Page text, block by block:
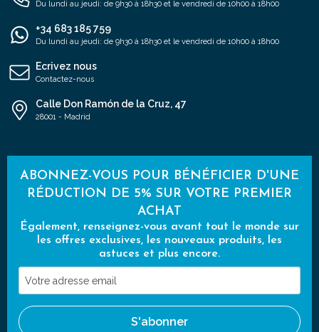
Du lundi au jeudi: de 9h30 à 18h30 et le vendredi de 10h00 à 18h00
+34 683 185 759
Du lundi au jeudi: de 9h30 à 18h30 et le vendredi de 10h00 à 18h00
Ecrivez nous
Contactez-nous
Calle Don Ramón de la Cruz, 47
28001 - Madrid
ABONNEZ-VOUS POUR BÉNÉFICIER D'UNE
RÉDUCTION DE 5% SUR VOTRE PREMIER
ACHAT
Également, renseignez-vous avant tout le monde sur
les offres exclusives, les nouveaux produits, les
astuces et plus encore.
Votre
adresse
email
S'abonner